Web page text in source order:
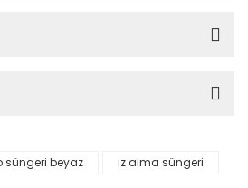
süngeri beyaz iz alma süngeri